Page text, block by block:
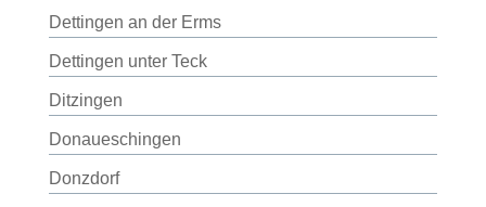
Dettingen an der Erms
Dettingen unter Teck
Ditzingen
Donaueschingen
Donzdorf